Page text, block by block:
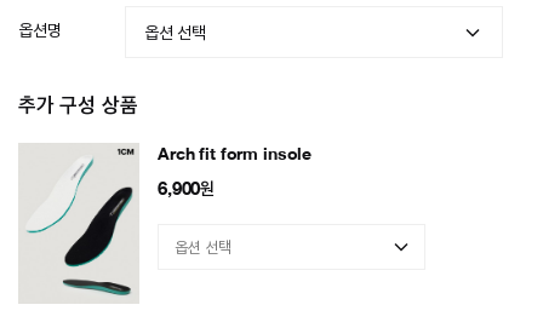
옵션명
추가 구성 상품
Arch fit form insole
6,900원